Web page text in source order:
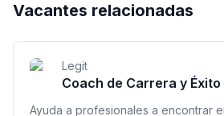
Vacantes relacionadas
Legit
Coach de Carrera y
Ayuda a profesionales a encontrar